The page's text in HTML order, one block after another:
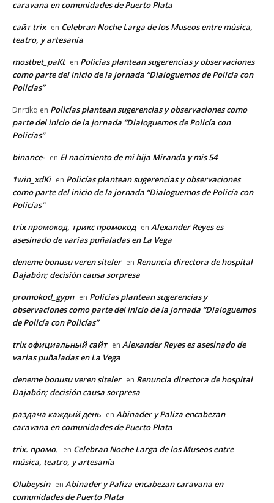
caravana en comunidades de Puerto Plata
сайт trix en Celebran Noche Larga de los Museos entre música,
teatro, y artesanía
mostbet_paKt en Policías plantean sugerencias y observaciones
como parte del inicio de la jornada “Dialoguemos de Policía con
Policías”
Dnrtikq en Policías plantean sugerencias y observaciones como
parte del inicio de la jornada “Dialoguemos de Policía con
Policías”
binance- en El nacimiento de mi hija Miranda y mis 54
1win_xdKi en Policías plantean sugerencias y observaciones
como parte del inicio de la jornada “Dialoguemos de Policía con
Policías”
trix промокод, трикс промокод en Alexander Reyes es
asesinado de varias puñaladas en La Vega
deneme bonusu veren siteler en Renuncia directora de hospital
Dajabón; decisión causa sorpresa
promokod_gypn en Policías plantean sugerencias y
observaciones como parte del inicio de la jornada “Dialoguemos
de Policía con Policías”
trix официальный сайт en Alexander Reyes es asesinado de
varias puñaladas en La Vega
deneme bonusu veren siteler en Renuncia directora de hospital
Dajabón; decisión causa sorpresa
раздача каждый день en Abinader y Paliza encabezan
caravana en comunidades de Puerto Plata
trix. промо. en Celebran Noche Larga de los Museos entre
música, teatro, y artesanía
Olubeysin en Abinader y Paliza encabezan caravana en
comunidades de Puerto Plata